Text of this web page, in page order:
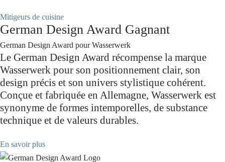
Mitigeurs de cuisine
German Design Award Gagnant
German Design Award pour Wasserwerk
Le German Design Award récompense la marque
Wasserwerk pour son positionnement clair, son
design précis et son univers stylistique cohérent.
Conçue et fabriquée en Allemagne, Wasserwerk est
synonyme de formes intemporelles, de substance
technique et de valeurs durables.
En savoir plus